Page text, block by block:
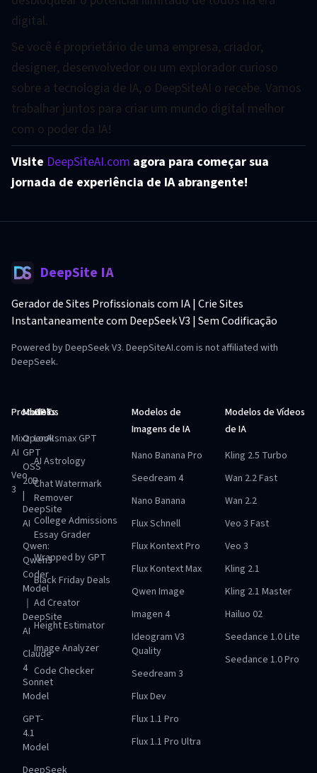
digital.
Se você é proprietário de uma empresa, criador,
designer, desenvolvedor ou um explorador curioso
sobre a tecnologia de IA, o DeepSiteAI o recebe. Vamos
trabalhar juntos para criar um mundo digital melhor
com o poder da IA!
Visite DeepSiteAI.com agora para começar sua
jornada de experiência de IA abrangente!
DeepSite IA
Gerador de Sites Profissionais com IA | Crie Sites
Instantaneamente com DeepSeek V3 | Sem Codificação
Powered by DeepSeek V3. DeepSiteAI.com is not affiliated with
DeepSeek.
Produtos
Mixz
AI
Veo
3
Modelos
OpenAI
GPT
OSS
20B
|
DeepSite
AI
Qwen:
Qwen3
Coder
Model
｜
DeepSite
AI
Claude
4
Sonnet
Model
GPT-
4.1
Model
DeepSeek
GPTs
Looksmax GPT
AI Astrology
Chat Watermark
Remover
College Admissions
Essay Grader
Wrapped by GPT
Black Friday Deals
Ad Creator
Height Estimator
Image Analyzer
Code Checker
Modelos de
Imagens de IA
Nano Banana Pro
Seedream 4
Nano Banana
Flux Schnell
Flux Kontext Pro
Flux Kontext Max
Qwen Image
Imagen 4
Ideogram V3
Quality
Seedream 3
Flux Dev
Flux 1.1 Pro
Flux 1.1 Pro Ultra
Modelos de Vídeos
de IA
Kling 2.5 Turbo
Wan 2.2 Fast
Wan 2.2
Veo 3 Fast
Veo 3
Kling 2.1
Kling 2.1 Master
Hailuo 02
Seedance 1.0 Lite
Seedance 1.0 Pro